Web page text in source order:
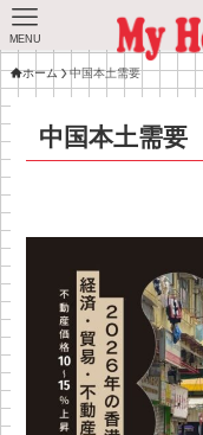
MENU
ホーム 中国本土需要
中国本土需要